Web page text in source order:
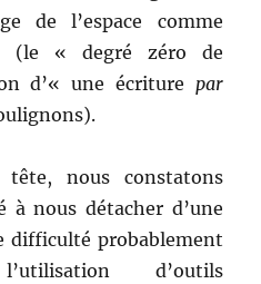
de l’espace comme
(le « degré zéro de
d’« une écriture par
nous constatons
nous détacher d’une
difficulté probablement
d’outils